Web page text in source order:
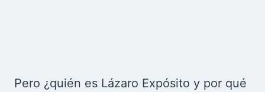
Pero ¿quién es Lázaro Expósito y por qué